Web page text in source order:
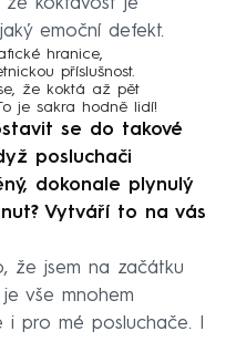
že koktavost je
emoční defekt.
hranice,
příslušnost.
že koktá až pět
je sakra hodně lidí!
se do takové
posluchači
dokonale plynulý
Vytváří to na vás
že jsem na začátku
vše mnohem
i pro mé posluchače. I